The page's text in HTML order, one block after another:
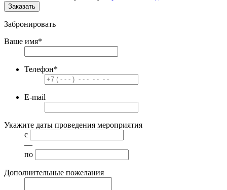
Заказать
Забронировать
Ваше имя*
Телефон*
E-mail
Укажите даты проведения мероприятия
с
—
по
Дополнительные пожелания